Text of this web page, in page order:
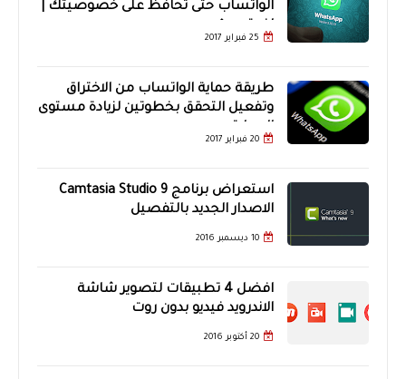
الواتساب حتى تحافظ على خصوصيتك |
25 فبراير 2017
طريقة حماية الواتساب من الاختراق
وتفعيل التحقق بخطوتين لزيادة مستوى
20 فبراير 2017
استعراض برنامج Camtasia Studio 9
الاصدار الجديد بالتفصيل
10 ديسمبر 2016
افضل 4 تطبيقات لتصوير شاشة
الاندرويد فيديو بدون روت
20 أكتوبر 2016